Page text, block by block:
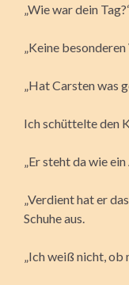
„Wie war dein
„Keine
„Hat Carsten was
Ich schüttelte den
„Er steht da wie
„Verdient hat er
Schuhe aus.
„Ich weiß nicht, ob